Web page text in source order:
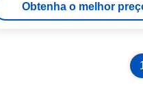
Obtenha o melhor